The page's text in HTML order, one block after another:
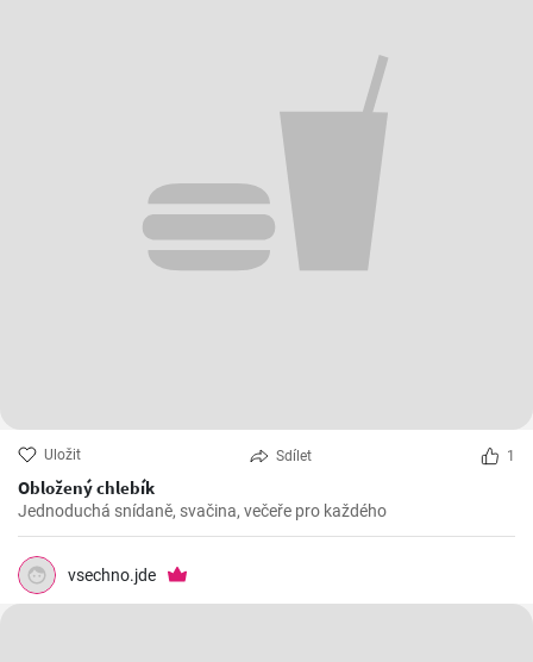
Uložit Sdílet 1
Obložený chlebík
Jednoduchá snídaně, svačina, večeře pro každého
vsechno.jde